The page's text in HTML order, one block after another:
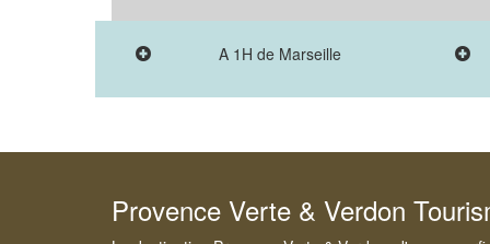
A 1H de Marseille
Provence Verte & Verdon